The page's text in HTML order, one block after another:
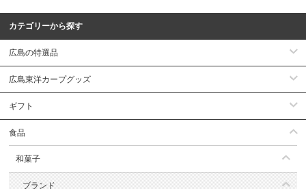
カテゴリーから探す
広島の特選品
広島東洋カープグッズ
ギフト
食品
和菓子
ブランド